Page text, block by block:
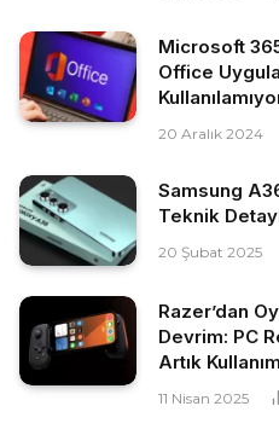
Microsoft
Office
20 Aralık 2024
Samsung
Teknik
20 Şubat 2025
Razer’dan
Devrim: PC
Artık
11 Nisan 2025